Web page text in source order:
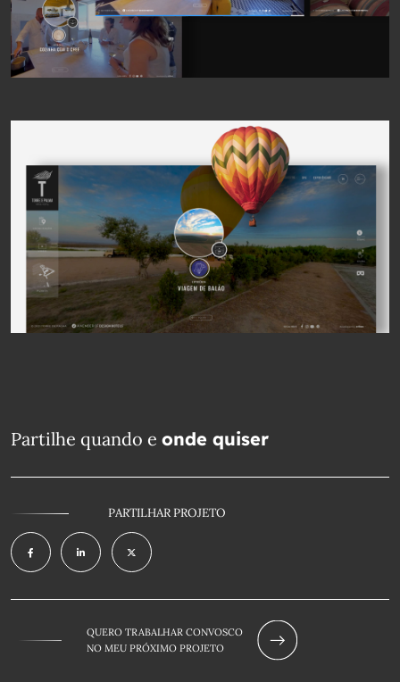
Partilhe quando e onde quiser
PARTILHAR PROJETO
QUERO TRABALHAR CONVOSCO
NO MEU PRÓXIMO PROJETO